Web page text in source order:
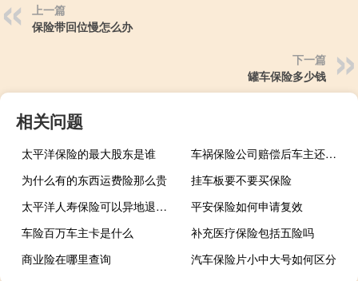
上一篇
保险带回位慢怎么办
下一篇
罐车保险多少钱
相关问题
太平洋保险的最大股东是谁
车祸保险公司赔偿后车主还要赔偿吗
为什么有的东西运费险那么贵
挂车板要不要买保险
太平洋人寿保险可以异地退保吗
平安保险如何申请复效
车险百万车主卡是什么
补充医疗保险包括五险吗
商业险在哪里查询
汽车保险片小中大号如何区分